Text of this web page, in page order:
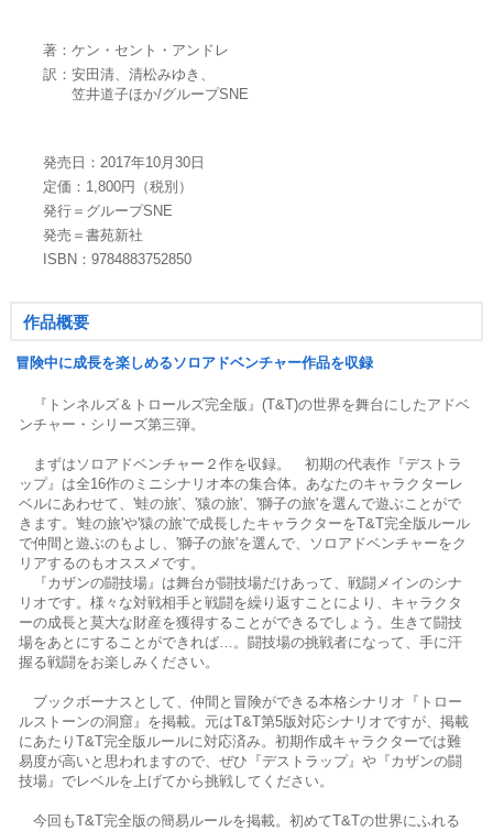
著：ケン・セント・アンドレ
訳：安田清、清松みゆき、
笠井道子ほか/グループSNE
発売日：2017年10月30日
定価：1,800円（税別）
発行＝グループSNE
発売＝書苑新社
ISBN：9784883752850
作品概要
冒険中に成長を楽しめるソロアドベンチャー作品を収録
『トンネルズ＆トロールズ完全版』(T&T)の世界を舞台にしたアドベ
ンチャー・シリーズ第三弾。
まずはソロアドベンチャー２作を収録。 初期の代表作『デストラ
ップ』は全16作のミニシナリオ本の集合体。あなたのキャラクターレ
ベルにあわせて、'蛙の旅'、'猿の旅'、'獅子の旅'を選んで遊ぶことがで
きます。'蛙の旅'や'猿の旅'で成長したキャラクターをT&T完全版ルール
で仲間と遊ぶのもよし、'獅子の旅'を選んで、ソロアドベンチャーをク
リアするのもオススメです。
『カザンの闘技場』は舞台が闘技場だけあって、戦闘メインのシナ
リオです。様々な対戦相手と戦闘を繰り返すことにより、キャラクタ
ーの成長と莫大な財産を獲得することができるでしょう。生きて闘技
場をあとにすることができれば…。闘技場の挑戦者になって、手に汗
握る戦闘をお楽しみください。
ブックボーナスとして、仲間と冒険ができる本格シナリオ『トロー
ルストーンの洞窟』を掲載。元はT&T第5版対応シナリオですが、掲載
にあたりT&T完全版ルールに対応済み。初期作成キャラクターでは難
易度が高いと思われますので、ぜひ『デストラップ』や『カザンの闘
技場』でレベルを上げてから挑戦してください。
今回もT&T完全版の簡易ルールを掲載。初めてT&Tの世界にふれる